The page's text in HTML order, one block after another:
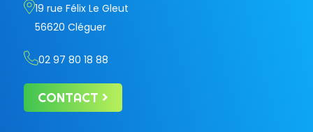
19 rue Félix Le Gleut
56620 Cléguer
02 97 80 18 88
CONTACT